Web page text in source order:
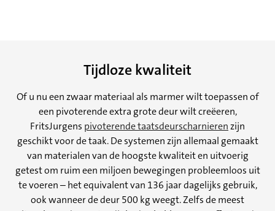
Tijdloze kwaliteit
Of u nu een zwaar materiaal als marmer wilt toepassen of
een pivoterende extra grote deur wilt creëeren,
FritsJurgens pivoterende taatsdeurscharnierenzijn
geschikt voor de taak. De systemen zijn allemaal gemaakt
van materialen van de hoogste kwaliteit en uitvoerig
getest om ruim een miljoen bewegingen probleemloos uit
te voeren – het equivalent van 136 jaar dagelijks gebruik,
ook wanneer de deur 500 kg weegt. Zelfs de meest